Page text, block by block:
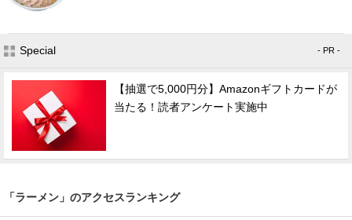
Special - PR -
【抽選で5,000円分】Amazonギフトカードが
当たる！読者アンケート実施中
「ラーメン」のアクセスランキング